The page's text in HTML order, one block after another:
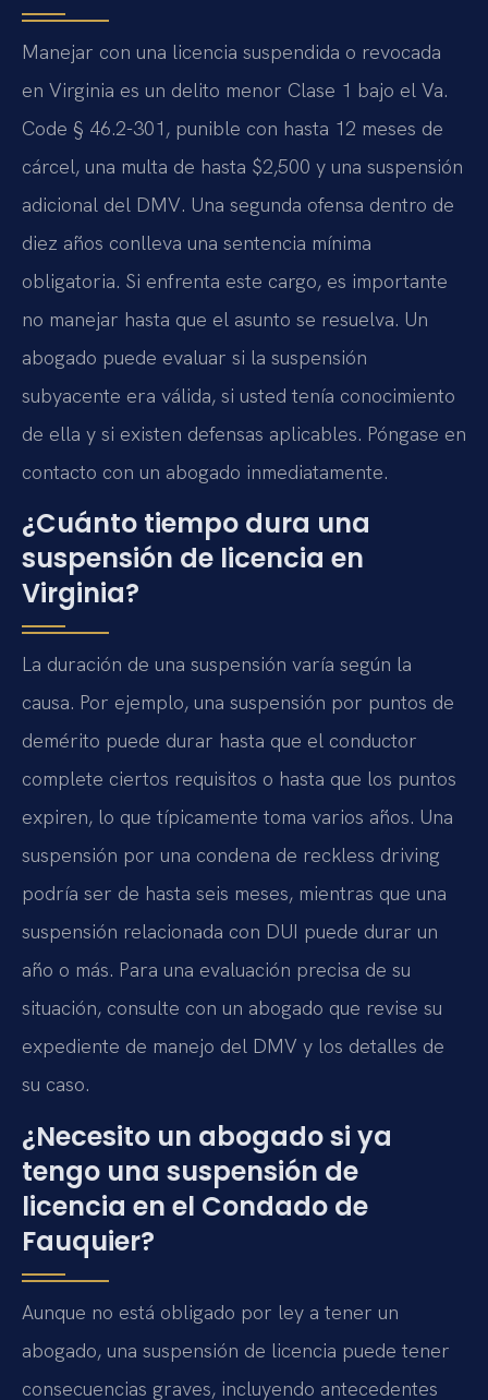
Manejar con una licencia suspendida o revocada
en Virginia es un delito menor Clase 1 bajo el Va.
Code § 46.2-301, punible con hasta 12 meses de
cárcel, una multa de hasta $2,500 y una suspensión
adicional del DMV. Una segunda ofensa dentro de
diez años conlleva una sentencia mínima
obligatoria. Si enfrenta este cargo, es importante
no manejar hasta que el asunto se resuelva. Un
abogado puede evaluar si la suspensión
subyacente era válida, si usted tenía conocimiento
de ella y si existen defensas aplicables. Póngase en
contacto con un abogado inmediatamente.
¿Cuánto tiempo dura una
suspensión de licencia en
Virginia?
La duración de una suspensión varía según la
causa. Por ejemplo, una suspensión por puntos de
demérito puede durar hasta que el conductor
complete ciertos requisitos o hasta que los puntos
expiren, lo que típicamente toma varios años. Una
suspensión por una condena de reckless driving
podría ser de hasta seis meses, mientras que una
suspensión relacionada con DUI puede durar un
año o más. Para una evaluación precisa de su
situación, consulte con un abogado que revise su
expediente de manejo del DMV y los detalles de
su caso.
¿Necesito un abogado si ya
tengo una suspensión de
licencia en el Condado de
Fauquier?
Aunque no está obligado por ley a tener un
abogado, una suspensión de licencia puede tener
consecuencias graves, incluyendo antecedentes